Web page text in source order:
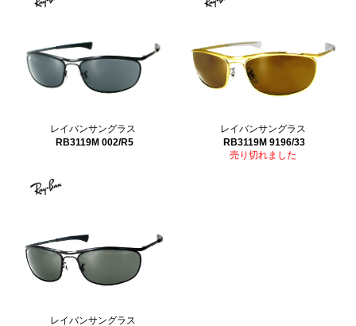
レイバンサングラス
RB3119M 002/R5
レイバンサングラス
RB3119M 9196/33
売り切れました
レイバンサングラス